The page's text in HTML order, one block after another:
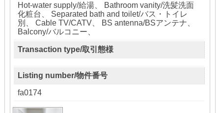
Hot-water supply/給湯、 Bathroom vanity/洗髪洗面
化粧台、 Separated bath and toilet/バス・トイレ
別、 Cable TV/CATV、 BS antenna/BSアンテナ、
Balcony/バルコニー、
Transaction type/取引態様
Listing number/物件番号
fa0174